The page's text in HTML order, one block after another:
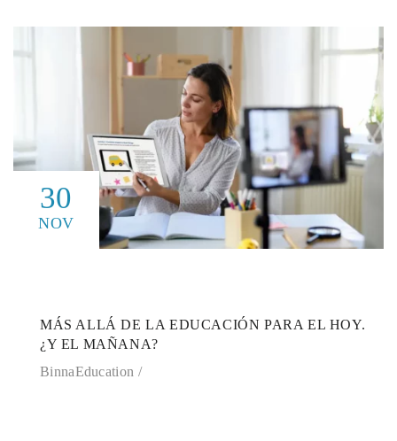
30
NOV
MÁS ALLÁ DE LA EDUCACIÓN PARA EL HOY.
¿Y EL MAÑANA?
BinnaEducation